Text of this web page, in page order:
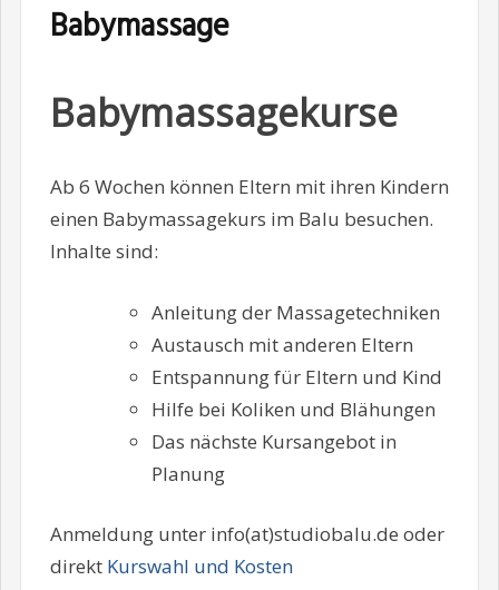
Babymassage
Babymassagekurse
Ab 6 Wochen können Eltern mit ihren Kindern
einen Babymassagekurs im Balu besuchen.
Inhalte sind:
Anleitung der Massagetechniken
Austausch mit anderen Eltern
Entspannung für Eltern und Kind
Hilfe bei Koliken und Blähungen
Das nächste Kursangebot in
Planung
Anmeldung unter info(at)studiobalu.de oder
direkt Kurswahl und Kosten